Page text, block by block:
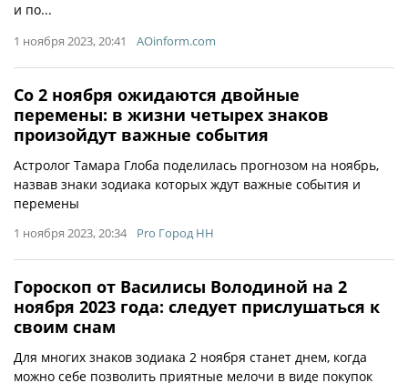
и по...
1 ноября 2023, 20:41 AOinform.com
Со 2 ноября ожидаются двойные
перемены: в жизни четырех знаков
произойдут важные события
Астролог Тамара Глоба поделилась прогнозом на ноябрь,
назвав знаки зодиака которых ждут важные события и
перемены
1 ноября 2023, 20:34 Pro Город НН
Гороскоп от Василисы Володиной на 2
ноября 2023 года: следует прислушаться к
своим снам
Для многих знаков зодиака 2 ноября станет днем, когда
можно себе позволить приятные мелочи в виде покупок